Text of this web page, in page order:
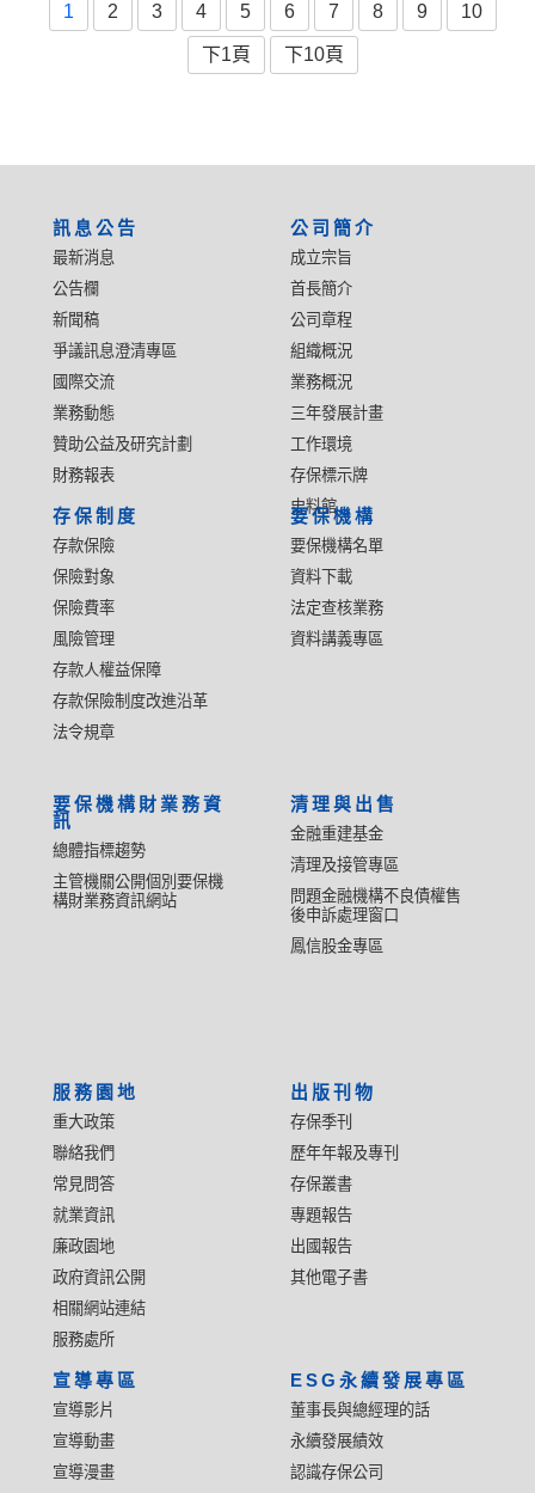
1 2 3 4 5 6 7 8 9 10
下1頁 下10頁
訊息公告
最新消息
公告欄
新聞稿
爭議訊息澄清專區
國際交流
業務動態
贊助公益及研究計劃
財務報表
公司簡介
成立宗旨
首長簡介
公司章程
組織概況
業務概況
三年發展計畫
工作環境
存保標示牌
史料館
存保制度
存款保險
保險對象
保險費率
風險管理
存款人權益保障
存款保險制度改進沿革
法令規章
要保機構
要保機構名單
資料下載
法定查核業務
資料講義專區
要保機構財業務資
訊
總體指標趨勢
主管機關公開個別要保機
構財業務資訊網站
清理與出售
金融重建基金
清理及接管專區
問題金融機構不良債權售
後申訴處理窗口
鳳信股金專區
服務園地
重大政策
聯絡我們
常見問答
就業資訊
廉政園地
政府資訊公開
相關網站連結
服務處所
出版刊物
存保季刊
歷年年報及專刊
存保叢書
專題報告
出國報告
其他電子書
宣導專區
宣導影片
宣導動畫
宣導漫畫
ESG永續發展專區
董事長與總經理的話
永續發展績效
認識存保公司